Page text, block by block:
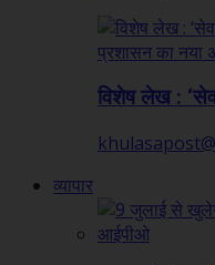
विशेष लेख :
व्यापार